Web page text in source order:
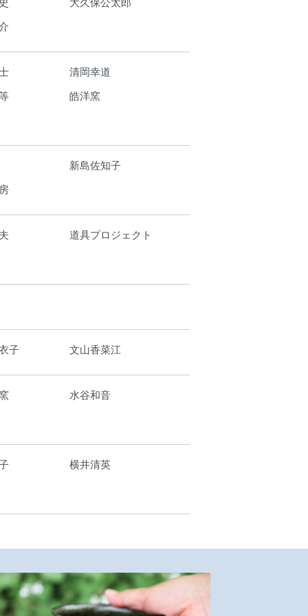
清岡幸道
皓洋窯
新島佐知子
道具プロジェクト
子 文山香菜江
水谷和音
横井清英